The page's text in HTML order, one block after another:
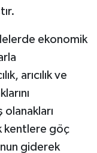
ekonomik
arıcılık ve
kentlere göç
giderek